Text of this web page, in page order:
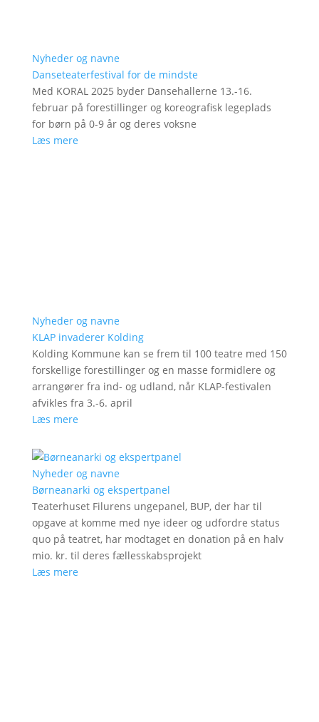
Nyheder og navne
Danseteaterfestival for de mindste
Med KORAL 2025 byder Dansehallerne 13.-16.
februar på forestillinger og koreografisk legeplads
for børn på 0-9 år og deres voksne
Læs mere
Nyheder og navne
KLAP invaderer Kolding
Kolding Kommune kan se frem til 100 teatre med 150
forskellige forestillinger og en masse formidlere og
arrangører fra ind- og udland, når KLAP-festivalen
afvikles fra 3.-6. april
Læs mere
Nyheder og navne
Børneanarki og ekspertpanel
Teaterhuset Filurens ungepanel, BUP, der har til
opgave at komme med nye ideer og udfordre status
quo på teatret, har modtaget en donation på en halv
mio. kr. til deres fællesskabsprojekt
Læs mere